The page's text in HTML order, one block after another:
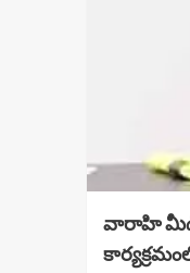
వారాహి